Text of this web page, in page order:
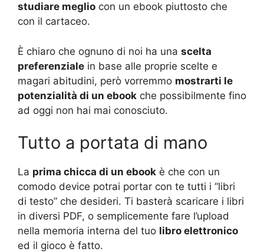
studiare meglio con un ebook piuttosto che
con il cartaceo.
È chiaro che ognuno di noi ha una scelta
preferenziale in base alle proprie scelte e
magari abitudini, però vorremmo mostrarti le
potenzialità di un ebook che possibilmente fino
ad oggi non hai mai conosciuto.
Tutto a portata di mano
La prima chicca di un ebook è che con un
comodo device potrai portar con te tutti i “libri
di testo” che desideri. Ti basterà scaricare i libri
in diversi PDF, o semplicemente fare l’upload
nella memoria interna del tuo libro elettronico
ed il gioco è fatto.